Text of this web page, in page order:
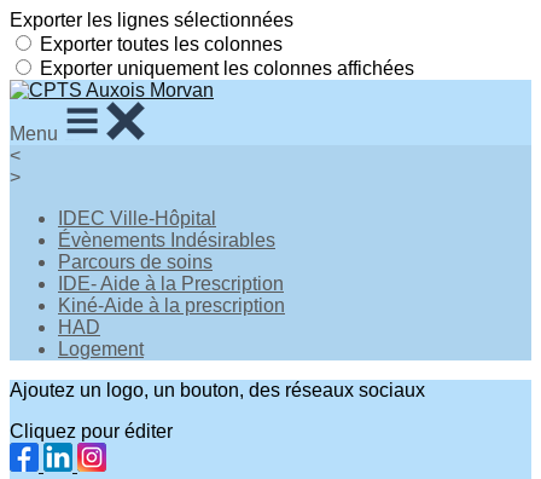
Exporter les lignes sélectionnées
Exporter toutes les colonnes
Exporter uniquement les colonnes affichées
Menu
<
>
IDEC Ville-Hôpital
Évènements Indésirables
Parcours de soins
IDE- Aide à la Prescription
Kiné-Aide à la prescription
HAD
Logement
Ajoutez un logo, un bouton, des réseaux sociaux
Cliquez pour éditer